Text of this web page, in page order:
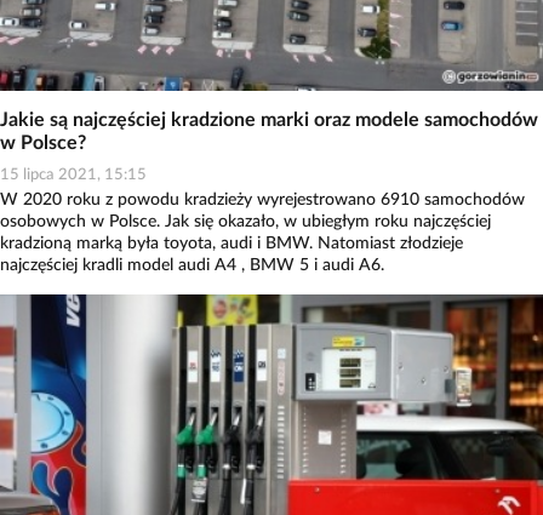
Jakie są najczęściej kradzione marki oraz modele samochodów
w Polsce?
15 lipca 2021, 15:15
W 2020 roku z powodu kradzieży wyrejestrowano 6910 samochodów
osobowych w Polsce. Jak się okazało, w ubiegłym roku najczęściej
kradzioną marką była toyota, audi i BMW. Natomiast złodzieje
najczęściej kradli model audi A4 , BMW 5 i audi A6.